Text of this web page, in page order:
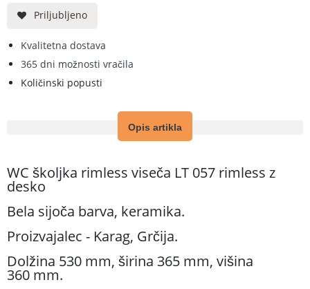
Priljubljeno
Kvalitetna dostava
365 dni možnosti vračila
Količinski popusti
Opis artikla
WC školjka rimless viseča LT 057 rimless z
desko
Bela sijoča barva, keramika.
Proizvajalec - Karag, Grčija.
Dolžina 530 mm, širina 365 mm, višina
360 mm.